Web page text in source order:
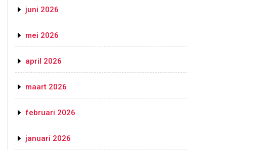
juni 2026
mei 2026
april 2026
maart 2026
februari 2026
januari 2026